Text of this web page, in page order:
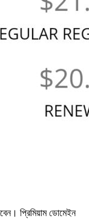
প্রিমিয়াম ডোমেইন